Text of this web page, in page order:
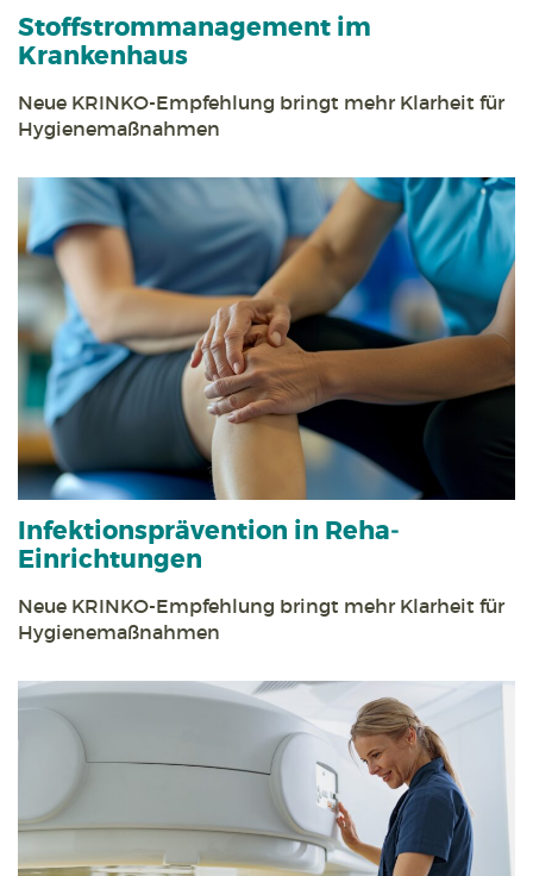
Stoff­strom­management im
Krankenhaus
Neue KRINKO-Empfehlung bringt mehr Klarheit für
Hygienemaßnahmen
Infektions­prävention in Reha­
Einrichtungen
Neue KRINKO-Empfehlung bringt mehr Klarheit für
Hygiene­maßnahmen